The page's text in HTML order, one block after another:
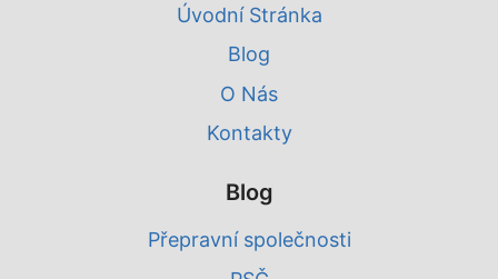
Úvodní Stránka
Blog
O Nás
Kontakty
Blog
Přepravní společnosti